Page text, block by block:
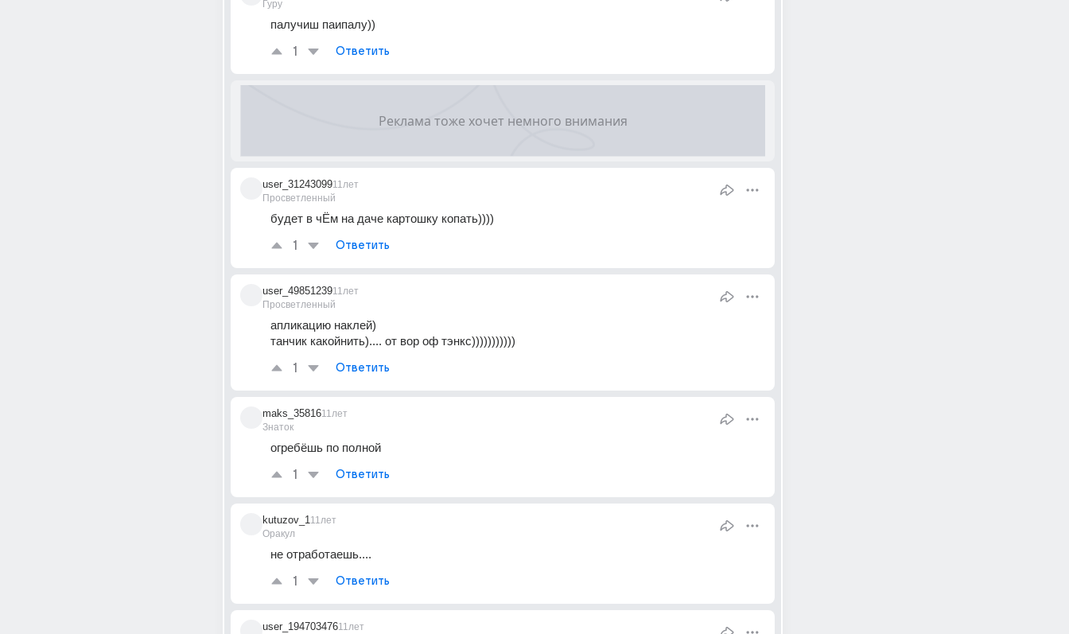
Гуру
палучиш паипалу))
1 Ответить
user_31243099
Просветленный
11лет
будет в чЁм на даче картошку копать))))
1 Ответить
user_49851239
Просветленный
11лет
апликацию наклей)
танчик какойнить).... от вор оф тэнкс)))))))))))
1 Ответить
maks_35816
Знаток
11лет
огребёшь по полной
1 Ответить
kutuzov_1
Оракул
11лет
не отработаешь....
1 Ответить
user_19470347611лет